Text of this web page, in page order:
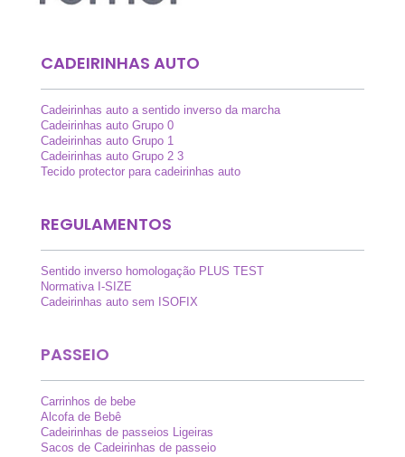
CADEIRINHAS AUTO
Cadeirinhas auto a sentido inverso da marcha
Cadeirinhas auto Grupo 0
Cadeirinhas auto Grupo 1
Cadeirinhas auto Grupo 2 3
Tecido protector para cadeirinhas auto
REGULAMENTOS
Sentido inverso homologação PLUS TEST
Normativa I-SIZE
Cadeirinhas auto sem ISOFIX
PASSEIO
Carrinhos de bebe
Alcofa de Bebê
Cadeirinhas de passeios Ligeiras
Sacos de Cadeirinhas de passeio